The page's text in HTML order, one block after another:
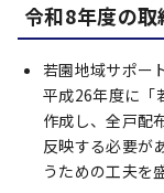
令和8年度の取
若園地域サポー
平成26年度に「
作成し、全戸配
反映する必要が
うための工夫を